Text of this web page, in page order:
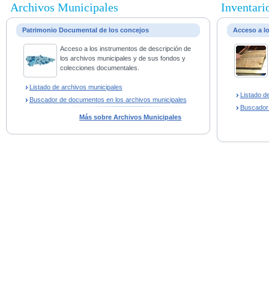
Archivos Municipales
Patrimonio Documental de los concejos
Acceso a los instrumentos de descripción de
los archivos municipales y de sus fondos y
colecciones documentales.
Listado de archivos municipales
Buscador de documentos en los archivos municipales
Más sobre Archivos Municipales
Acceso a
Listado